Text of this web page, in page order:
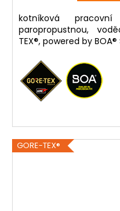
kotníková
paropropustnou,
TEX®, powered by
GORE-TEX®